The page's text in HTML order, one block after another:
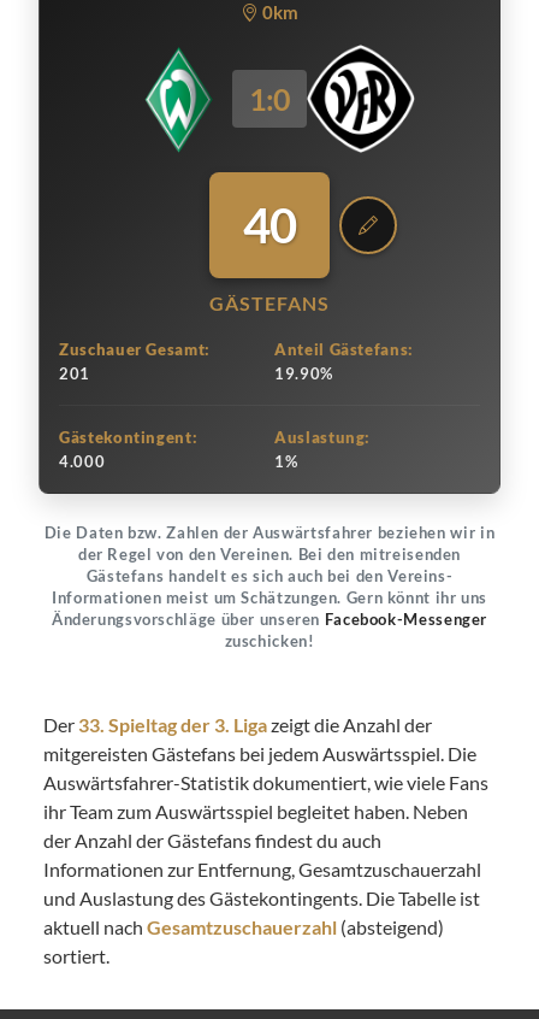
0km
1:0
40
GÄSTEFANS
Zuschauer Gesamt:
201
Anteil Gästefans:
19.90%
Gästekontingent:
4.000
Auslastung:
1%
Die Daten bzw. Zahlen der Auswärtsfahrer beziehen wir in
der Regel von den Vereinen. Bei den mitreisenden
Gästefans handelt es sich auch bei den Vereins-
Informationen meist um Schätzungen. Gern könnt ihr uns
Änderungsvorschläge über unseren Facebook-Messenger
zuschicken!
Der 33. Spieltag der 3. Ligazeigt die Anzahl der
mitgereisten Gästefans bei jedem Auswärtsspiel. Die
Auswärtsfahrer-Statistik dokumentiert, wie viele Fans
ihr Team zum Auswärtsspiel begleitet haben. Neben
der Anzahl der Gästefans findest du auch
Informationen zur Entfernung, Gesamtzuschauerzahl
und Auslastung des Gästekontingents. Die Tabelle ist
aktuell nach Gesamtzuschauerzahl (absteigend)
sortiert.